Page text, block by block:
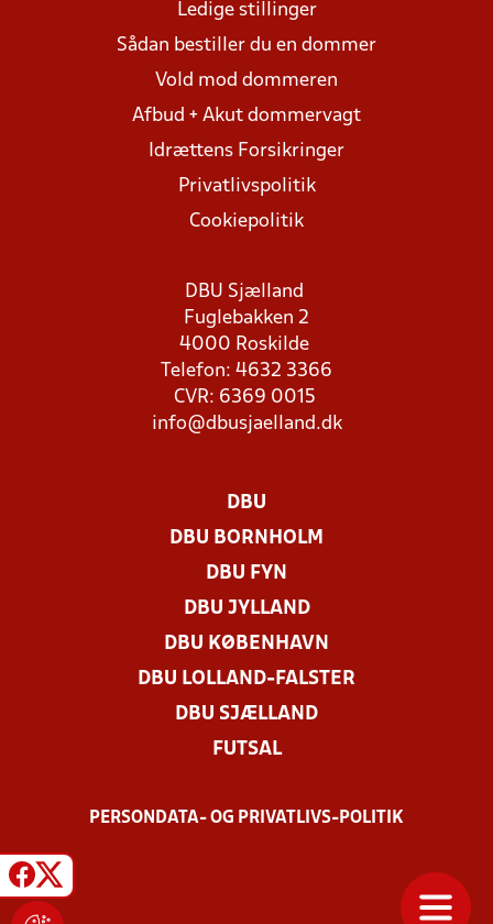
Ledige stillinger
Sådan bestiller du en dommer
Vold mod dommeren
Afbud + Akut dommervagt
Idrættens Forsikringer
Privatlivspolitik
Cookiepolitik
DBU Sjælland
Fuglebakken 2
4000 Roskilde
Telefon: 4632 3366
CVR: 6369 0015
info@dbusjaelland.dk
DBU
DBU BORNHOLM
DBU FYN
DBU JYLLAND
DBU KØBENHAVN
DBU LOLLAND-FALSTER
DBU SJÆLLAND
FUTSAL
PERSONDATA- OG PRIVATLIVS-POLITIK